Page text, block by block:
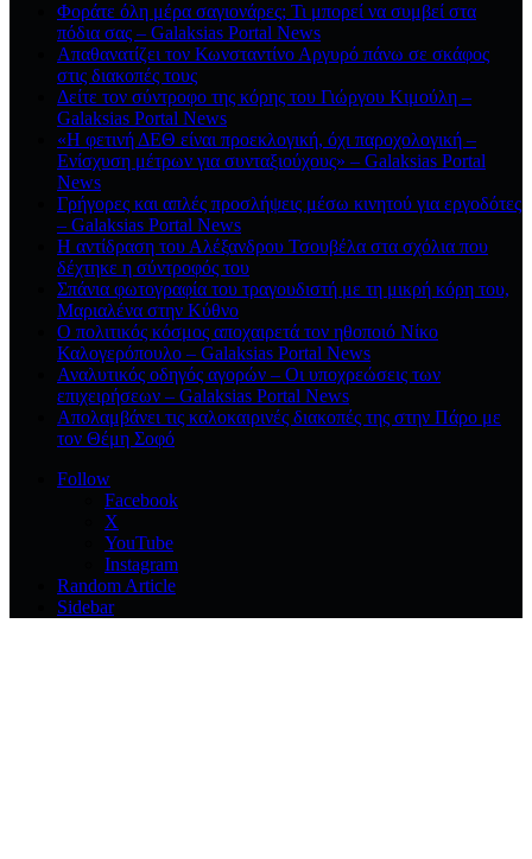
Φοράτε όλη μέρα σαγιονάρες; Τι μπορεί να συμβεί στα
πόδια σας – Galaksias Portal News
Απαθανατίζει τον Κωνσταντίνο Αργυρό πάνω σε σκάφος
στις διακοπές τους
Δείτε τον σύντροφο της κόρης του Γιώργου Κιμούλη –
Galaksias Portal News
«Η φετινή ΔΕΘ είναι προεκλογική, όχι παροχολογική –
Ενίσχυση μέτρων για συνταξιούχους» – Galaksias Portal
News
Γρήγορες και απλές προσλήψεις μέσω κινητού για εργοδότες
– Galaksias Portal News
Η αντίδραση του Αλέξανδρου Τσουβέλα στα σχόλια που
δέχτηκε η σύντροφός του
Σπάνια φωτογραφία του τραγουδιστή με τη μικρή κόρη του,
Μαριαλένα στην Κύθνο
Ο πολιτικός κόσμος αποχαιρετά τον ηθοποιό Νίκο
Καλογερόπουλο – Galaksias Portal News
Αναλυτικός οδηγός αγορών – Οι υποχρεώσεις των
επιχειρήσεων – Galaksias Portal News
Απολαμβάνει τις καλοκαιρινές διακοπές της στην Πάρο με
τον Θέμη Σοφό
Follow
Facebook
X
YouTube
Instagram
Random Article
Sidebar